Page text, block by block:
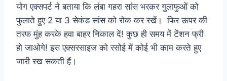
योग एक्सपर्ट ने बताया कि लंबा गहरा सांस भरकर गुलाफुओं को
फुलाते हुए 2 या 3 सेकंड सांस को रोक कर रखें। फिर ऊपर की
तरफ मुंह करके हवा बाहर निकाल दें! कुछ ही समय में टेंशन फ्री
हो जाओगे! इस एक्सरसाइज को रसोई में कोई भी काम करते हुए
जारी रख सकती हैं।